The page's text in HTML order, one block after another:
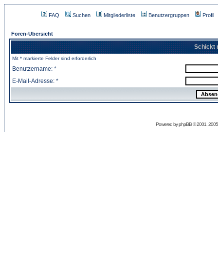
FAQ Suchen Mitgliederliste Benutzergruppen Profil
Foren-Übersicht
Schickt
Mit * markierte Felder sind erforderlich
Benutzername: *
E-Mail-Adresse: *
Powered byphpBB© 2001,